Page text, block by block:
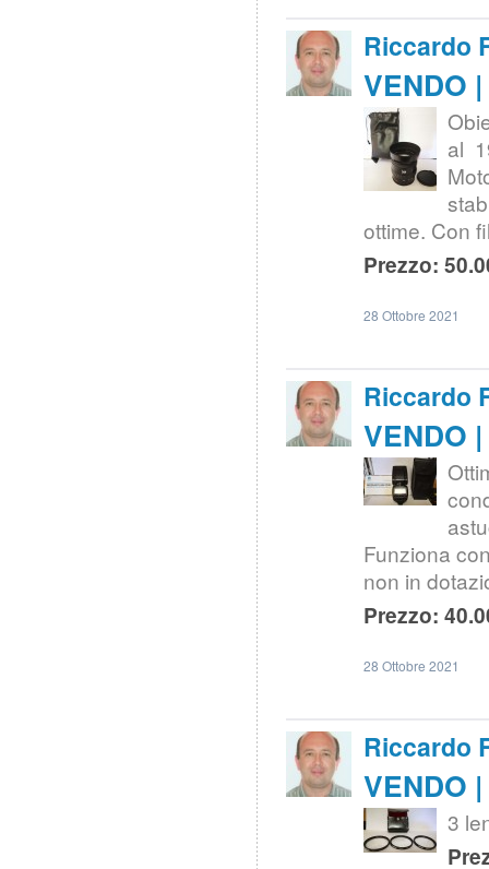
Riccardo
VENDO
al
ottime. Con
Prezzo:
28 Ottobre 2021
Riccardo
VENDO
Funziona
non in
Prezzo:
28 Ottobre 2021
Riccardo
VENDO
3